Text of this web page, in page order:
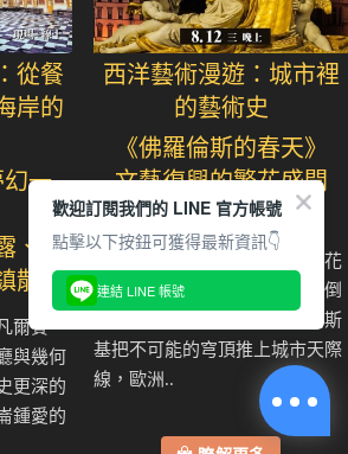
從餐
岸的
幻一
、莫
散步
爾賽
與幾何
更深的
鍾愛的
西洋藝術漫遊：城市裡
的藝術史
《佛羅倫斯的春天》
文藝復興的繁花盛開
你是否曾站在佛羅倫斯聖母百花
大教堂前，被那枚紅磚圓頂壓倒
性的存在感震住？當布魯內列斯
基把不可能的穹頂推上城市天際
線，歐洲..
歡迎訂閱我們的 LINE 官方帳號
點擊以下按鈕可獲得最新資訊👇
連結 LINE 帳號